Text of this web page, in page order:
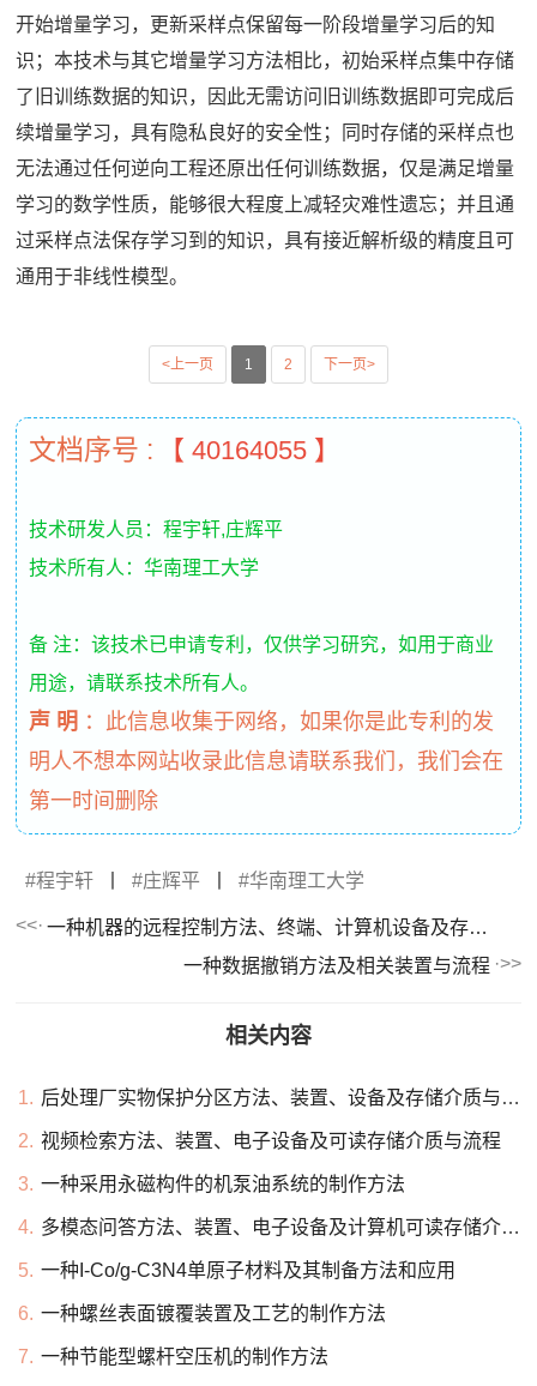
开始增量学习，更新采样点保留每一阶段增量学习后的知
识；本技术与其它增量学习方法相比，初始采样点集中存储
了旧训练数据的知识，因此无需访问旧训练数据即可完成后
续增量学习，具有隐私良好的安全性；同时存储的采样点也
无法通过任何逆向工程还原出任何训练数据，仅是满足增量
学习的数学性质，能够很大程度上减轻灾难性遗忘；并且通
过采样点法保存学习到的知识，具有接近解析级的精度且可
通用于非线性模型。
<上一页 1 2 下一页>
文档序号 : 【 40164055 】
技术研发人员：程宇轩,庄辉平
技术所有人：华南理工大学
备 注：该技术已申请专利，仅供学习研究，如用于商业
用途，请联系技术所有人。
声 明 ： 此信息收集于网络，如果你是此专利的发
明人不想本网站收录此信息请联系我们，我们会在
第一时间删除
程宇轩 庄辉平 华南理工大学
一种机器的远程控制方法、终端、计算机设备及存储介质与流程
一种数据撤销方法及相关装置与流程
相关内容
1. 后处理厂实物保护分区方法、装置、设备及存储介质与流程
2. 视频检索方法、装置、电子设备及可读存储介质与流程
3. 一种采用永磁构件的机泵油系统的制作方法
4. 多模态问答方法、装置、电子设备及计算机可读存储介质与流程
5. 一种I-Co/g-C3N4单原子材料及其制备方法和应用
6. 一种螺丝表面镀覆装置及工艺的制作方法
7. 一种节能型螺杆空压机的制作方法